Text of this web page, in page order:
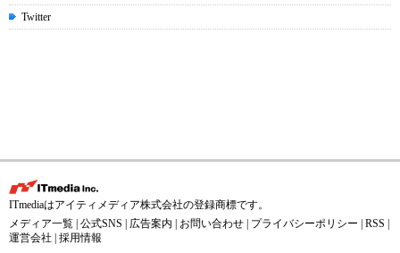
Twitter
ITmediaはアイティメディア株式会社の登録商標です。
メディア一覧 | 公式SNS | 広告案内 | お問い合わせ | プライバシーポリシー | RSS |
運営会社 | 採用情報